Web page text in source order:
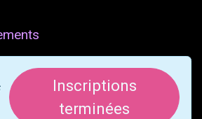
Inscriptions
terminées